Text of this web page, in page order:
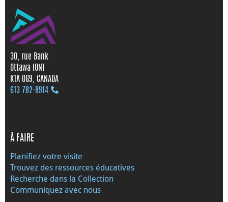
30, rue Bank
Ottawa (ON)
K1A 0G9, CANADA
613 782‑8914
À FAIRE
Planifiez votre visite
Trouvez des ressources éducatives
Recherche dans la Collection
Communiquez avec nous